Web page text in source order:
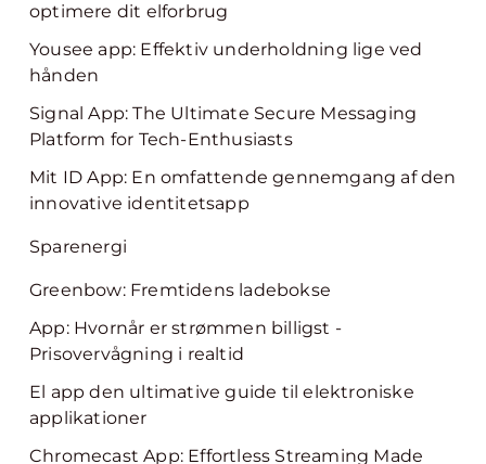
optimere dit elforbrug
Yousee app: Effektiv underholdning lige ved
hånden
Signal App: The Ultimate Secure Messaging
Platform for Tech-Enthusiasts
Mit ID App: En omfattende gennemgang af den
innovative identitetsapp
Sparenergi
Greenbow: Fremtidens ladebokse
App: Hvornår er strømmen billigst -
Prisovervågning i realtid
El app den ultimative guide til elektroniske
applikationer
Chromecast App: Effortless Streaming Made